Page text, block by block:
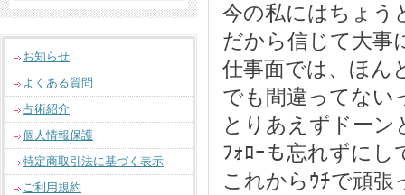
お知らせ
よくある質問
占術紹介
個人情報保護
特定商取引法に基づく表示
ご利用規約
今の私にはちょ
だから信じて大事
仕事面では、ほん
でも間違ってない
とりあえずドーン
ﾌｫﾛｰも忘れずに
これからｳﾁで頑